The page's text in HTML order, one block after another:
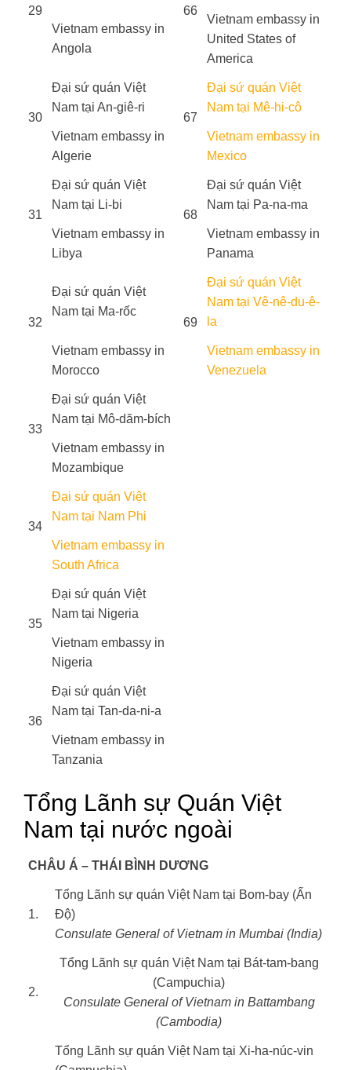
29
66
Vietnam embassy in
Angola
Vietnam embassy in
United States of
America
30
Đại sứ quán Việt
Nam tại An-giê-ri
67
Đại sứ quán Việt
Nam tại Mê-hi-cô
Vietnam embassy in
Algerie
Vietnam embassy in
Mexico
31
Đại sứ quán Việt
Nam tại Li-bi
68
Đại sứ quán Việt
Nam tại Pa-na-ma
Vietnam embassy in
Libya
Vietnam embassy in
Panama
32
Đại sứ quán Việt
Nam tại Ma-rốc
69
Đại sứ quán Việt
Nam tại Vê-nê-du-ê-
la
Vietnam embassy in
Morocco
Vietnam embassy in
Venezuela
33
Đại sứ quán Việt
Nam tại Mô-dăm-bích
Vietnam embassy in
Mozambique
34
Đại sứ quán Việt
Nam tại Nam Phi
Vietnam embassy in
South Africa
35
Đại sứ quán Việt
Nam tại Nigeria
Vietnam embassy in
Nigeria
36
Đại sứ quán Việt
Nam tại Tan-da-ni-a
Vietnam embassy in
Tanzania
Tổng Lãnh sự Quán Việt
Nam tại nước ngoài
CHÂU Á – THÁI BÌNH DƯƠNG
1.
Tổng Lãnh sự quán Việt Nam tại Bom-bay (Ấn
Độ)
Consulate General of Vietnam in Mumbai (India)
2.
Tổng Lãnh sự quán Việt Nam tại Bát-tam-bang
(Campuchia)
Consulate General of Vietnam in Battambang
(Cambodia)
Tổng Lãnh sự quán Việt Nam tại Xi-ha-núc-vin